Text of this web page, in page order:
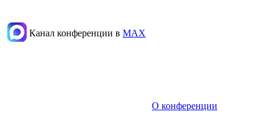
Канал конференции в МАХ
О конференции